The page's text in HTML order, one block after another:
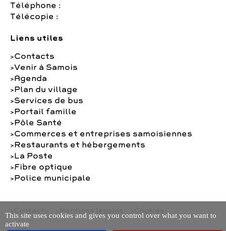
Téléphone :
Télécopie :
Liens utiles
Contacts
Venir à Samois
Agenda
Plan du village
Services de bus
Portail famille
Pôle Santé
Commerces et entreprises samoisiennes
Restaurants et hébergements
La Poste
Fibre optique
Police municipale
This site uses cookies and gives you control over what you want to
activate